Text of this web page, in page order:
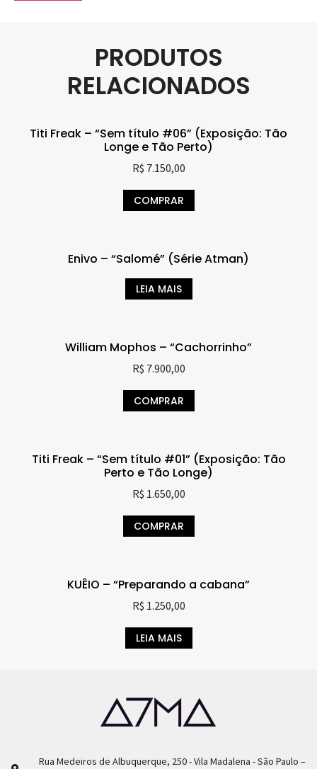
PRODUTOS
RELACIONADOS
Titi Freak – “Sem título #06” (Exposição: Tão
Longe e Tão Perto)
R$ 7.150,00
COMPRAR
Enivo – “Salomé” (Série Atman)
LEIA MAIS
William Mophos – “Cachorrinho”
R$ 7.900,00
COMPRAR
Titi Freak – “Sem título #01” (Exposição: Tão
Perto e Tão Longe)
R$ 1.650,00
COMPRAR
KUÊIO – “Preparando a cabana”
R$ 1.250,00
LEIA MAIS
Rua Medeiros de Albuquerque, 250 - Vila Madalena - São Paulo –